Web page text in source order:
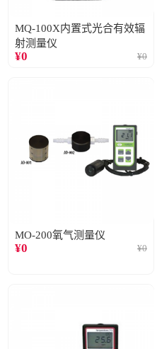
MQ-100X内置式光合有效辐
射测量仪
¥0 ¥0
MO-200氧气测量仪
¥0 ¥0